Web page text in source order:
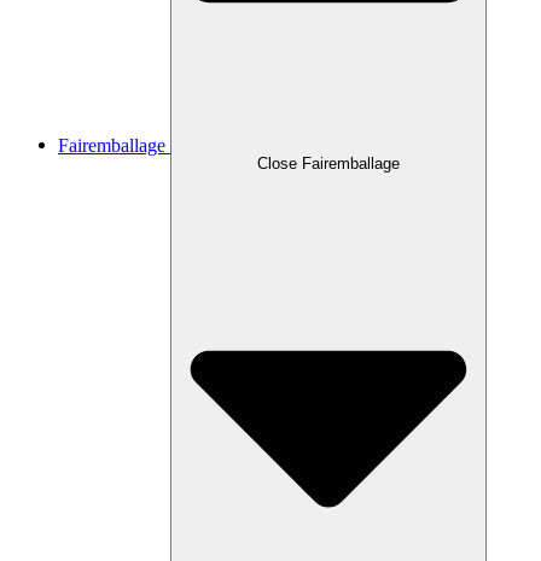
Fairemballage
Close Fairemballage